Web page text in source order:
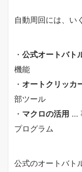
自動周回には、い
・ 公式オートバト
機能
・ オートクリッカ
部ツール
・ マクロの活用 …
プログラム
公式のオートバト